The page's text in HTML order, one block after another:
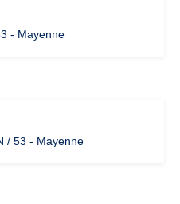
- Mayenne
/ 53 - Mayenne